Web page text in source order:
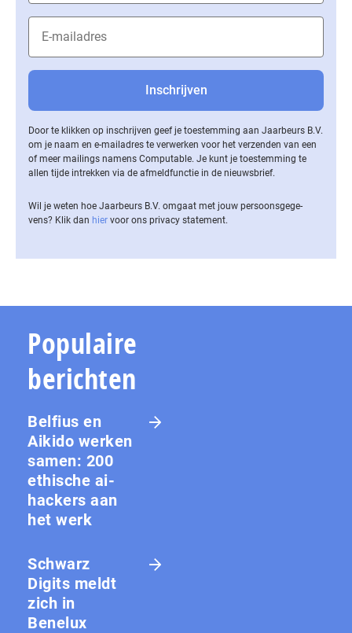
Door te klikken op inschrijven geef je toestemming aan Jaarbeurs B.V.
om je naam en e-mailadres te verwerken voor het verzenden van een
of meer mailings namens Computable. Je kunt je toestemming te
allen tijde intrekken via de af­meld­func­tie in de nieuwsbrief.
Wil je weten hoe Jaarbeurs B.V. omgaat met jouw per­soons­ge­ge­
vens? Klik dan hier voor ons privacy statement.
Populaire
berichten
Belfius en
Aikido werken
samen: 200
ethische ai-
hackers aan
het werk
Schwarz
Digits meldt
zich in
Benelux